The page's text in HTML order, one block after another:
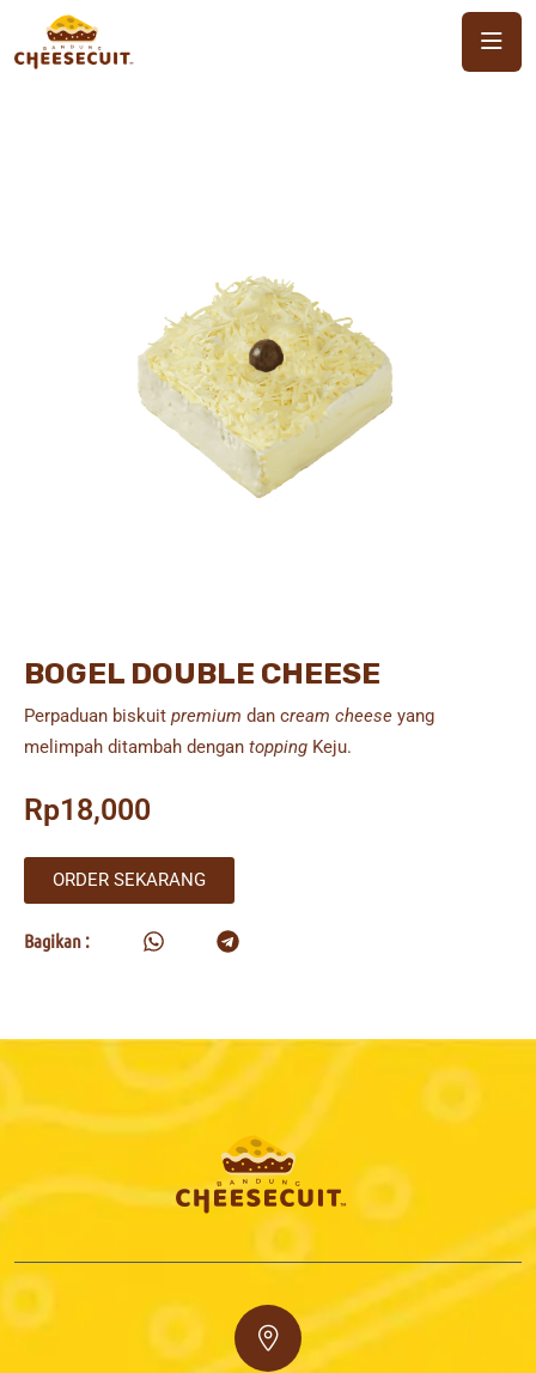
BOGEL DOUBLE CHEESE
Perpaduan biskuit premium dan cream cheese yang
melimpah ditambah dengan topping Keju.
Rp18,000
ORDER SEKARANG
Bagikan :